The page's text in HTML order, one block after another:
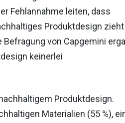
Fehlannahme leiten, dass
Produktdesign zieht
von Capgemini
keinerlei
Produktdesign.
Materialien (55 %),